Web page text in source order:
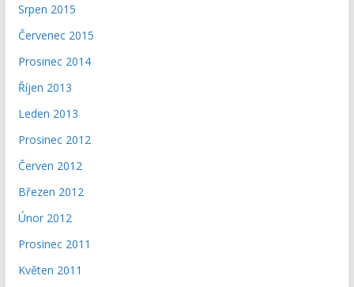
Srpen 2015
Červenec 2015
Prosinec 2014
Říjen 2013
Leden 2013
Prosinec 2012
Červen 2012
Březen 2012
Únor 2012
Prosinec 2011
Květen 2011